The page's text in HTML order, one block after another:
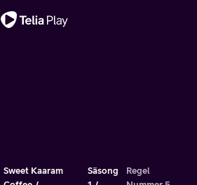
Sweet Kaaram
Säsong
Regel